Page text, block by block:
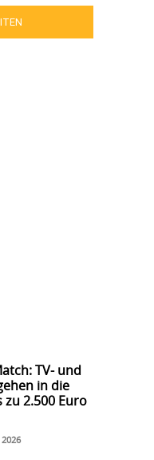
TV- und
in die
zu 2.500 Euro